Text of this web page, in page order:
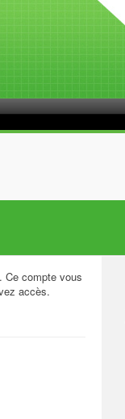
Ce compte vous
accès.